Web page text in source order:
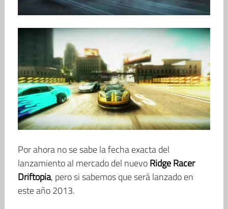
Por ahora no se sabe la fecha exacta del
lanzamiento al mercado del nuevoRidge Racer
Driftopia, pero si sabemos que será lanzado en
este año 2013.